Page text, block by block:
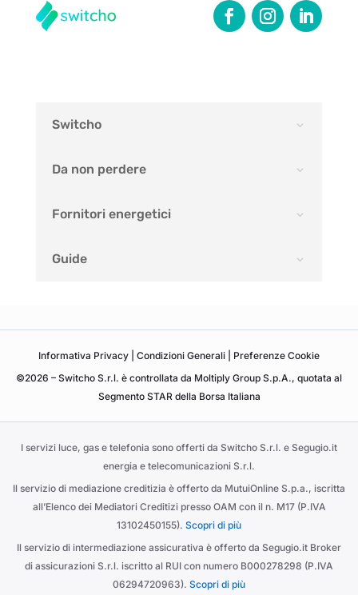
Switcho
Da non perdere
Fornitori energetici
Guide
Informativa Privacy Condizioni Generali
Preferenze Cookie
©2026 – Switcho S.r.l. è controllata da Moltiply Group S.p.A., quotata al
Segmento STAR della Borsa Italiana
I servizi luce, gas e telefonia sono offerti da Switcho S.r.l. e Segugio.it
energia e telecomunicazioni S.r.l.
Il servizio di mediazione creditizia è offerto da MutuiOnline S.p.a., iscritta
all’Elenco dei Mediatori Creditizi presso OAM con il n. M17 (P.IVA
13102450155). Scopri di più
Il servizio di intermediazione assicurativa è offerto da Segugio.it Broker
di assicurazioni S.r.l. iscritto al RUI con numero B000278298 (P.IVA
06294720963). Scopri di più